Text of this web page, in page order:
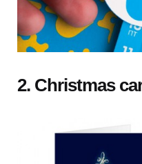
2. Christmas